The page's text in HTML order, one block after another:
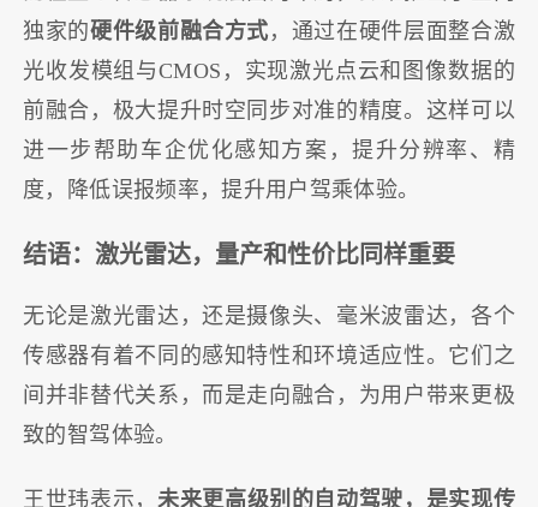
独家的硬件级前融合方式 ，通过在硬件层面整合激
光收发模组与CMOS，实现激光点云和图像数据的
前融合，极大提升时空同步对准的精度。这样可以
进一步帮助车企优化感知方案，提升分辨率、精
度，降低误报频率，提升用户驾乘体验。
结语：激光雷达，量产和性价比同样重要
无论是激光雷达，还是摄像头、毫米波雷达，各个
传感器有着不同的感知特性和环境适应性。它们之
间并非替代关系，而是走向融合，为用户带来更极
致的智驾体验。
王世玮表示， 未来更高级别的自动驾驶，是实现传